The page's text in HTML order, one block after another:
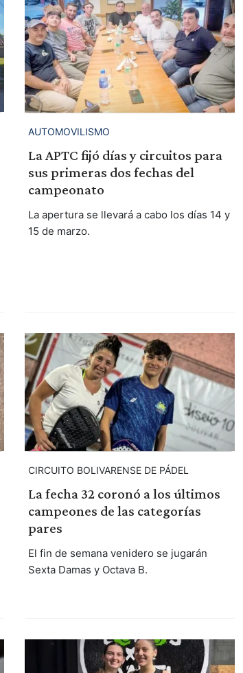
AUTOMOVILISMO
La APTC fijó días y circuitos para
sus primeras dos fechas del
campeonato
La apertura se llevará a cabo los días 14 y
15 de marzo.
CIRCUITO BOLIVARENSE DE PÁDEL
La fecha 32 coronó a los últimos
campeones de las categorías
pares
El fin de semana venidero se jugarán
Sexta Damas y Octava B.